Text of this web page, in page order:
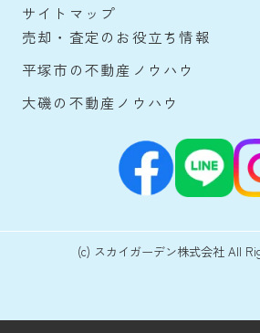
サイトマップ
売却・査定のお役立ち情報
平塚市の不動産ノウハウ
大磯の不動産ノウハウ
(c) スカイガーデン株式会社 All